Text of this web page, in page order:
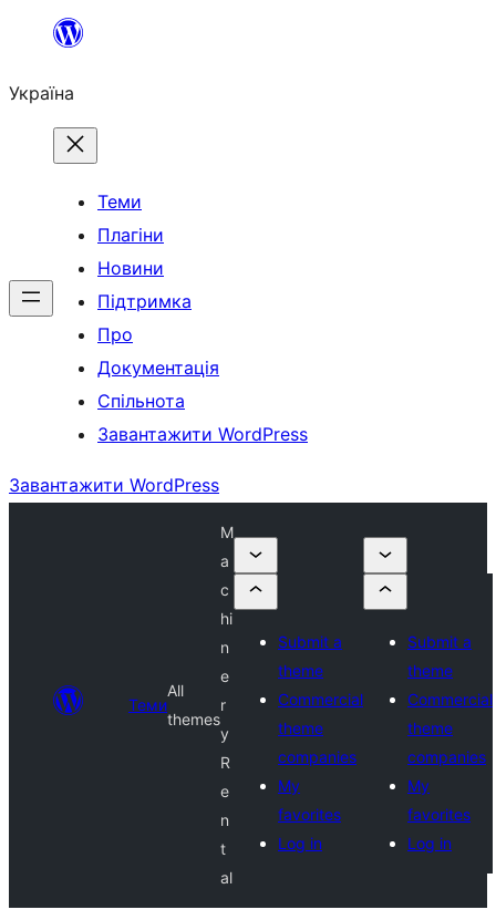
Перейти
вмісту
Україна
Теми
Плагіни
Новини
Підтримка
Про
Документація
Спільнота
Завантажити WordPress
Завантажити WordPress
Теми
All
themes
M
a
c
hi
n
e
r
y
R
e
n
t
al
Submit a
theme
Commercial
theme
companies
My
favorites
Log in
Submit a
theme
Commercial
theme
companies
My
favorites
Log in